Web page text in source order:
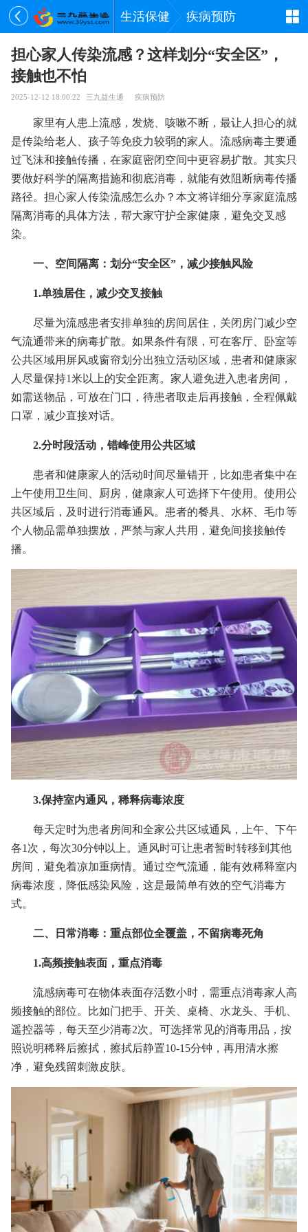
生活保健 疾病预防
担心家人传染流感？这样划分“安全区”，
接触也不怕
2025-12-12 18:00:22 三九益生通 疾病预防
家里有人患上流感，发烧、咳嗽不断，最让人担心的就
是传染给老人、孩子等免疫力较弱的家人。流感病毒主要通
过飞沫和接触传播，在家庭密闭空间中更容易扩散。其实只
要做好科学的隔离措施和彻底消毒，就能有效阻断病毒传播
路径。担心家人传染流感怎么办？本文将详细分享家庭流感
隔离消毒的具体方法，帮大家守护全家健康，避免交叉感
染。
一、空间隔离：划分“安全区”，减少接触风险
1.单独居住，减少交叉接触
尽量为流感患者安排单独的房间居住，关闭房门减少空
气流通带来的病毒扩散。如果条件有限，可在客厅、卧室等
公共区域用屏风或窗帘划分出独立活动区域，患者和健康家
人尽量保持1米以上的安全距离。家人避免进入患者房间，
如需送物品，可放在门口，待患者取走后再接触，全程佩戴
口罩，减少直接对话。
2.分时段活动，错峰使用公共区域
患者和健康家人的活动时间尽量错开，比如患者集中在
上午使用卫生间、厨房，健康家人可选择下午使用。使用公
共区域后，及时进行消毒通风。患者的餐具、水杯、毛巾等
个人物品需单独摆放，严禁与家人共用，避免间接接触传
播。
3.保持室内通风，稀释病毒浓度
每天定时为患者房间和全家公共区域通风，上午、下午
各1次，每次30分钟以上。通风时可让患者暂时转移到其他
房间，避免着凉加重病情。通过空气流通，能有效稀释室内
病毒浓度，降低感染风险，这是最简单有效的空气消毒方
式。
二、日常消毒：重点部位全覆盖，不留病毒死角
1.高频接触表面，重点消毒
流感病毒可在物体表面存活数小时，需重点消毒家人高
频接触的部位。比如门把手、开关、桌椅、水龙头、手机、
遥控器等，每天至少消毒2次。可选择常见的消毒用品，按
照说明稀释后擦拭，擦拭后静置10-15分钟，再用清水擦
净，避免残留刺激皮肤。